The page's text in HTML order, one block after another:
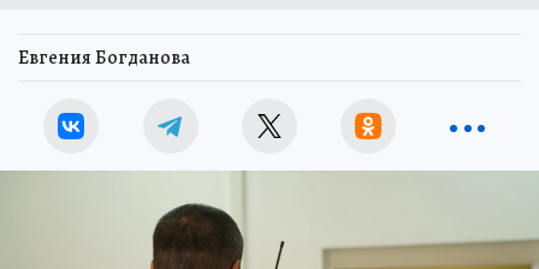
Евгения Богданова